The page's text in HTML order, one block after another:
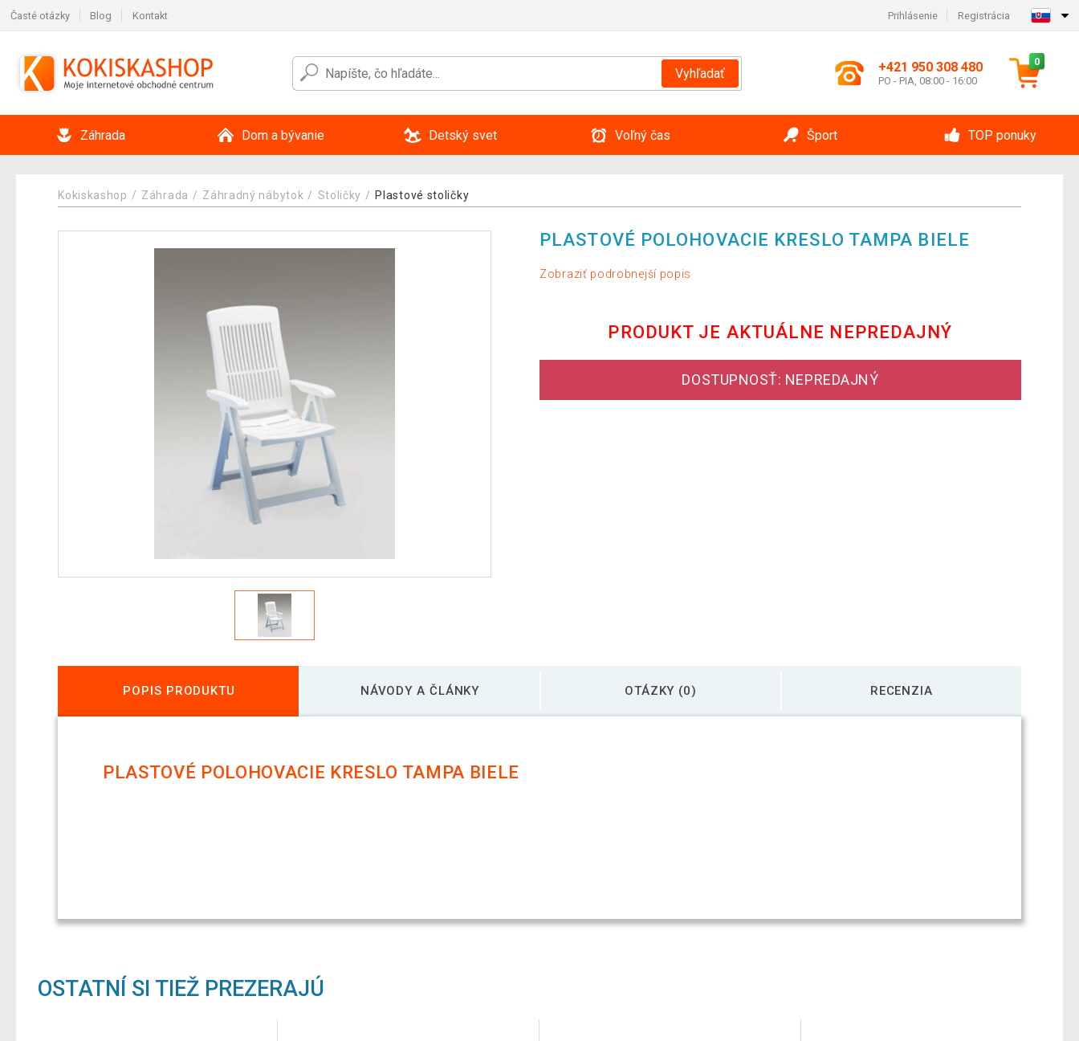
Časté otázky Blog Kontakt Prihlásenie Registrácia
Vyhľadať +421 950 308 480
PO - PIA, 08:00 - 16:00
0
Záhrada Dom a bývanie Detský svet Voľný čas Šport TOP ponuky
Kokiskashop Záhrada Záhradný nábytok Stoličky Plastové stoličky
PLASTOVÉ POLOHOVACIE KRESLO TAMPA BIELE
Zobraziť podrobnejší popis
PRODUKT JE AKTUÁLNE NEPREDAJNÝ
DOSTUPNOSŤ: NEPREDAJNÝ
POPIS PRODUKTU NÁVODY A ČLÁNKY OTÁZKY (0) RECENZIA
PLASTOVÉ POLOHOVACIE KRESLO TAMPA BIELE
OSTATNÍ SI TIEŽ PREZERAJÚ